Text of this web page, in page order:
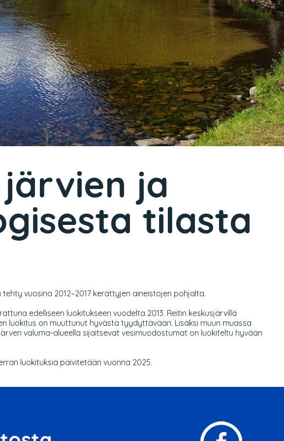
ja
tilasta
tehty vuosina 2012–2017 kerättyjen aineistojen pohjalta.
edelliseen luokitukseen vuodelta 2013. Reitin keskusjärvillä
luokitus on muuttunut hyvästä tyydyttävään. Lisäksi muun muassa
valuma-alueella sijaitsevat vesimuodostumat on luokiteltu hyvään
luokituksia päivitetään vuonna 2025.